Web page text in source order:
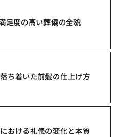
足度の高い葬儀の全貌
ち着いた前髪の仕上げ方
おける礼儀の変化と本質